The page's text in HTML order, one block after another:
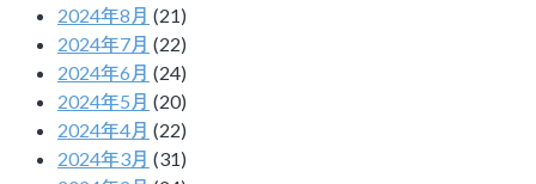
2024年8月 (21)
2024年7月 (22)
2024年6月 (24)
2024年5月 (20)
2024年4月 (22)
2024年3月 (31)